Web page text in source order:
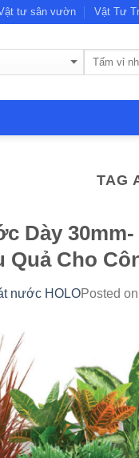
tư sân vườn Vật Tư
TAG
Dày
Quả Cho
nước HOLOPosted